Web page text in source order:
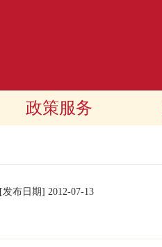
政策服务
[发布日期] 2012-07-13